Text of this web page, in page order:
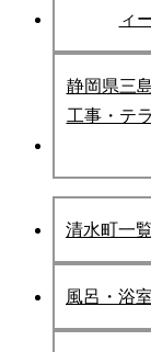
ィ
静岡県三
工事・テ
清水町一
風呂・浴